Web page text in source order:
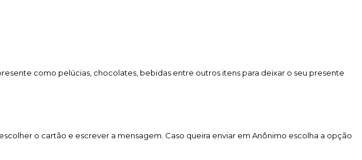
como pelúcias, chocolates, bebidas entre outros itens para deixar o seu presente
o cartão e escrever a mensagem. Caso queira enviar em Anônimo escolha a opção